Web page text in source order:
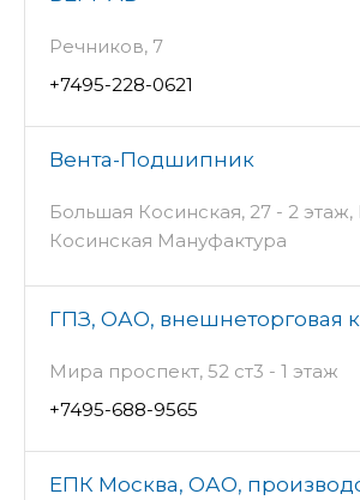
Речников, 7
+7495-228-0621
Вента-Подшипник
Большая Косинская, 27 - 2
Косинская Мануфактура
ГПЗ, ОАО, внешнеторговая
Мира проспект, 52 ст3 - 1 этаж
+7495-688-9565
ЕПК Москва, ОАО,